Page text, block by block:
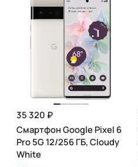
35 320 ₽
Смартфон Google Pixel 6
Pro 5G 12/256 ГБ, Cloudy
White